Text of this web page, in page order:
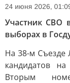
24 июня 2026,
Участник СВО
выборах в
На 38-м Съезде
кандидатов
Вторым